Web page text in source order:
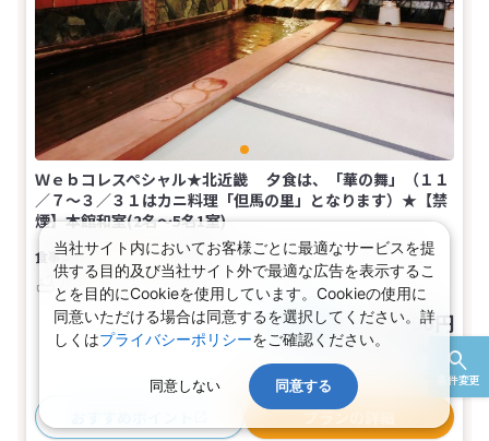
条件変更
Ｗｅｂコレスペシャル★北近畿 夕食は、「華の舞」（１１
／７～３／３１はカニ料理「但馬の里」となります）★【禁
煙】本館和室(2名～5名1室)
夕・朝食付き【広さ】8畳 2～5名
和室
バス
トイレ 禁煙
おとな1名 税込25,900円
旅行代金合計 円
(おとな2名 こども0名・1部屋/1泊2日)
当社サイト内においてお客様ごとに最適なサービスを提
供する目的及び当社サイト外で最適な広告を表示するこ
とを目的にCookieを使用しています。Cookieの使用に
同意いただける場合は同意するを選択してください。詳
しくはプライバシーポリシーをご確認ください。
同意しない 同意する